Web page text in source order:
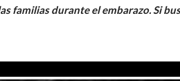
familias durante el embarazo. Si